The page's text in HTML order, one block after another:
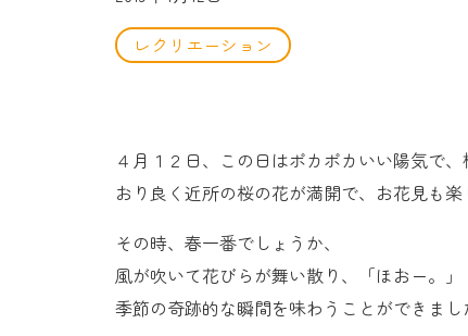
レクリエーション
４月１２日、この日はポカポカいい陽気で
おり良く近所の桜の花が満開で、お花見も楽
その時、春一番でしょうか、
風が吹いて花びらが舞い散り、「ほおー。
季節の奇跡的な瞬間を味わうことができまし